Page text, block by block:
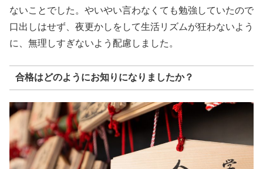
ないことでした。やいやい言わなくても勉強していたので
口出しはせず、夜更かしをして生活リズムが狂わないよう
に、無理しすぎないよう配慮しました。
合格はどのようにお知りになりましたか？